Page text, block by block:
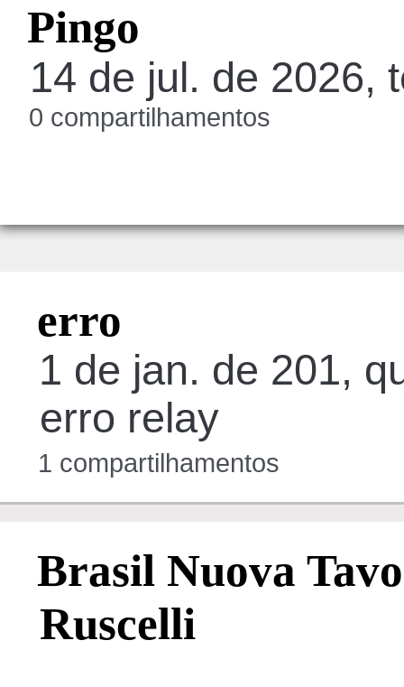
Pingo
14 de jul. de 2026,
0 compartilhamentos
erro
1 de jan. de 201,
erro relay
1 compartilhamentos
Brasil Nuova
Ruscelli